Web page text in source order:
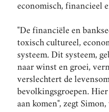
economisch, financieel
"De financiële en
toxisch cultureel,
systeem. Dit systeem,
naar winst en groei,
verslechtert de
bevolkingsgroepen.
aan komen", zegt